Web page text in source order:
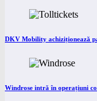
DKV Mobility achiziționează
Windrose intră în operațiuni